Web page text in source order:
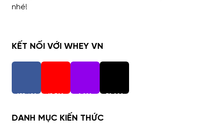
nhé!
KẾT NỐI VỚI WHEY VN
255,402 15,720 2,938 73,000
DANH MỤC KIẾN THỨC